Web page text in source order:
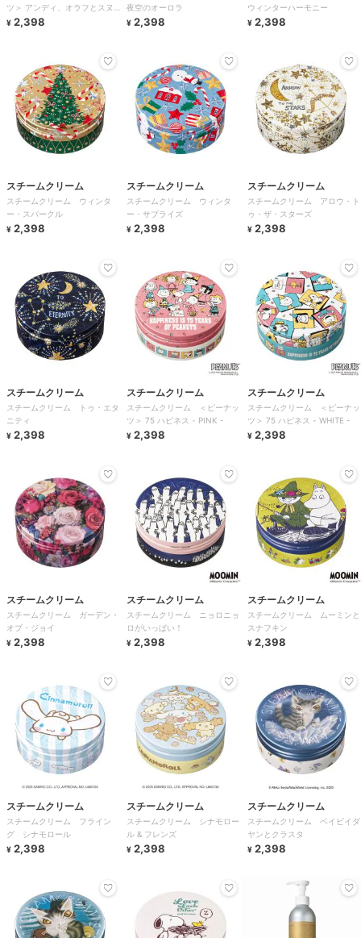
ツ＞ アンディ、オラフとスヌ
ーピー
¥ 2,398
夜空のオーロラ
¥ 2,398
ウィンターハーモニー
¥ 2,398
スチームクリーム
スチームクリーム ウィンタ
ー・スパークル
¥ 2,398
スチームクリーム
スチームクリーム ウィンタ
ー・サプライズ
¥ 2,398
スチームクリーム
スチームクリーム アロウ・ト
ゥ・ザ・スターズ
¥ 2,398
スチームクリーム
スチームクリーム トゥ・エタ
ニティ
¥ 2,398
スチームクリーム
スチームクリーム ＜ピーナッ
ツ＞ 75 ハピネス - PINK -
¥ 2,398
スチームクリーム
スチームクリーム ＜ピーナッ
ツ＞ 75 ハピネス - WHITE -
¥ 2,398
スチームクリーム
スチームクリーム ガーデン・
オブ・ジョイ
¥ 2,398
スチームクリーム
スチームクリーム ニョロニョ
ロがいっぱい！
¥ 2,398
スチームクリーム
スチームクリーム ムーミンと
スナフキン
¥ 2,398
スチームクリーム
スチームクリーム フライン
グ シナモロール
¥ 2,398
スチームクリーム
スチームクリーム シナモロー
ル & フレンズ
¥ 2,398
スチームクリーム
スチームクリーム ベイビイダ
ヤンとクラスタ
¥ 2,398